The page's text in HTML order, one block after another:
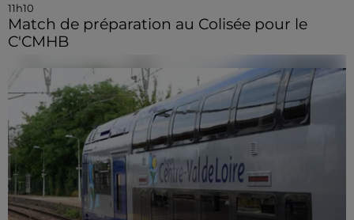
11h10
Match de préparation au Colisée pour le
C'CMHB